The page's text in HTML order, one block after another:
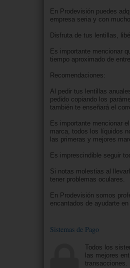
En Prodevisión puedes
empresa seria y con
Disfruta de tus lentillas,
Es importante mencionar
tiempo aproximado de
Recomendaciones:
Al pedir tus lentillas
pedido copiando los
también te enseñará el
Es importante mencionar
marca, todos los líquidos
las primeras y mejores
Es imprescindible seguir
Si notas molestias al
tener problemas oculares.
En Prodevisión somos
encantados de ayudarte
Sistemas de Pago
Todos los
las mejores
transacciones.